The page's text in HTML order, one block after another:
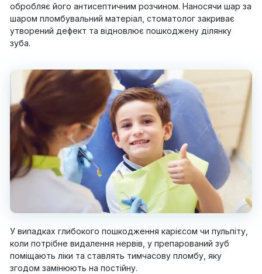
обробляє його антисептичним розчином. Наносячи шар за
шаром пломбувальний матеріал, стоматолог закриває
утворений дефект та відновлює пошкоджену ділянку
зуба.
У випадках глибокого пошкодження карієсом чи пульпіту,
коли потрібне видалення нервів, у препарований зуб
поміщають ліки та ставлять тимчасову пломбу, яку
згодом замінюють на постійну.